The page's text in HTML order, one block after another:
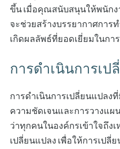
ขึ้น เมื่อคุณสนับสนุนให้พนักง
จะช่วยสร้างบรรยากาศการ
เกิดผลลัพธ์ที่ยอดเยี่ยมในกา
การดำเนินการเป
การดำเนินการเปลี่ยนแปลง
ความชัดเจนและการวางแ
ว่าทุกคนในองค์กรเข้าใจถึง
เปลี่ยนแปลง เพื่อให้การเปลี่